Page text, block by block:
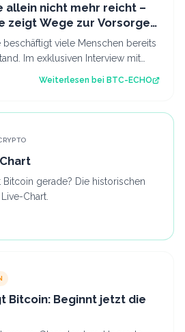
allein nicht mehr reicht –
zeigt Wege zur Vorsorge
beschäftigt viele Menschen bereits
Im exklusiven Interview mit
Weiterlesen bei BTC-ECHO
gerade? Die historischen
Chart.
Bitcoin: Beginnt jetzt die